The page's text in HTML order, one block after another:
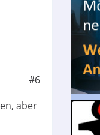
#6
aber